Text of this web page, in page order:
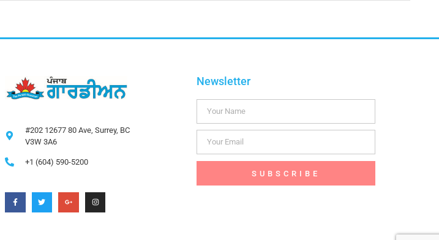
#202 12677 80 Ave, Surrey, BC
V3W 3A6
+1 (604) 590-5200
Newsletter
SUBSCRIBE